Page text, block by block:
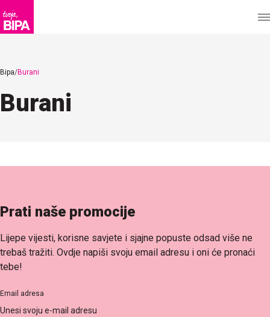
Bipa Burani
Burani
Prati naše promocije
Lijepe vijesti, korisne savjete i sjajne popuste odsad više ne
trebaš tražiti. Ovdje napiši svoju email adresu i oni će pronaći
tebe!
Email adresa